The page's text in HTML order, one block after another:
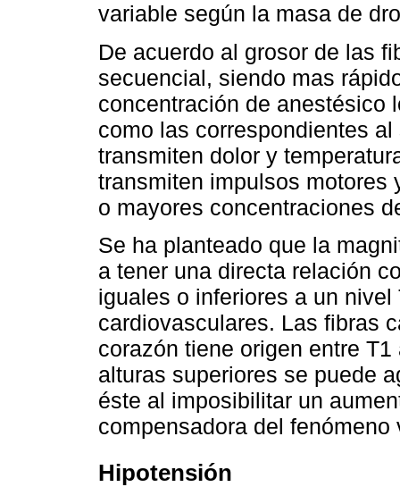
variable según la masa de
De acuerdo al grosor de las
secuencial, siendo mas
concentración de anestésico
como las correspondientes
transmiten dolor y
transmiten impulsos motores
o mayores concentraciones
Se ha planteado que la
a tener una directa relación
iguales o inferiores a un
cardiovasculares. Las fibras
corazón tiene origen entre
alturas superiores se puede
éste al imposibilitar un
compensadora del fenómeno
Hipotensión